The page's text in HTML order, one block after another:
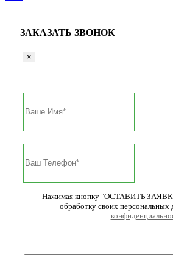
ЗАКАЗАТЬ ЗВОНОК
×
Нажимая кнопку "ОСТАВИТЬ
обработку своих